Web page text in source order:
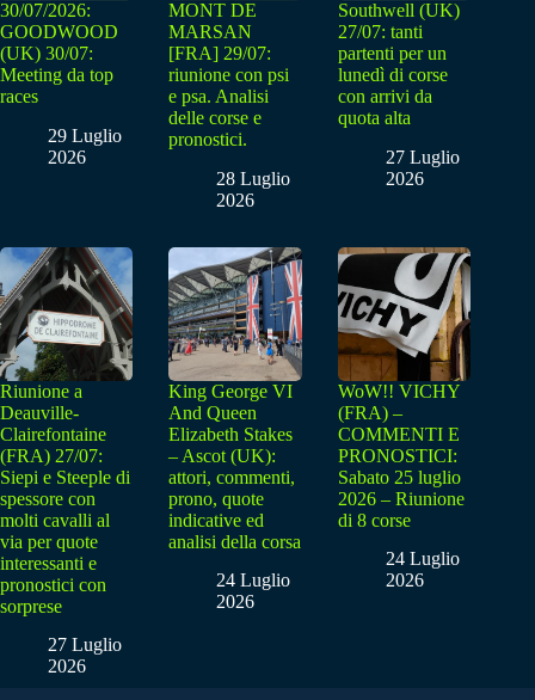
30/07/2026:
GOODWOOD
(UK) 30/07:
Meeting da top
races
29 Luglio
2026
MONT DE
MARSAN
[FRA] 29/07:
riunione con psi
e psa. Analisi
delle corse e
pronostici.
28 Luglio
2026
Southwell (UK)
27/07: tanti
partenti per un
lunedì di corse
con arrivi da
quota alta
27 Luglio
2026
Riunione a
Deauville-
Clairefontaine
(FRA) 27/07:
Siepi e Steeple di
spessore con
molti cavalli al
via per quote
interessanti e
pronostici con
sorprese
27 Luglio
2026
King George VI
And Queen
Elizabeth Stakes
– Ascot (UK):
attori, commenti,
prono, quote
indicative ed
analisi della corsa
24 Luglio
2026
WoW!! VICHY
(FRA) –
COMMENTI E
PRONOSTICI:
Sabato 25 luglio
2026 – Riunione
di 8 corse
24 Luglio
2026